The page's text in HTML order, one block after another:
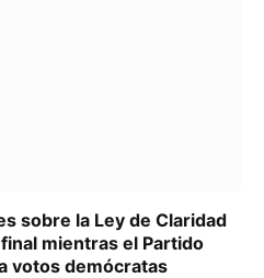
sobre la Ley de Claridad
mientras el Partido
votos demócratas